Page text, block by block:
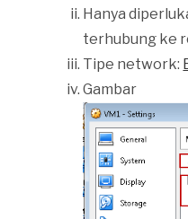
Hanya
terhubung ke
Tipe network:
Gambar